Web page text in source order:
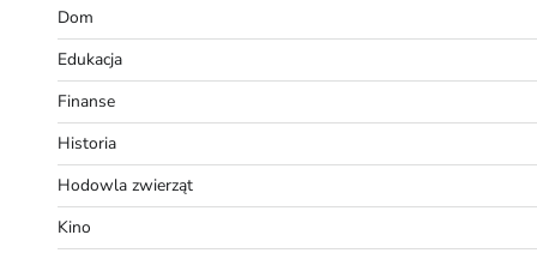
Dom
Edukacja
Finanse
Historia
Hodowla zwierząt
Kino